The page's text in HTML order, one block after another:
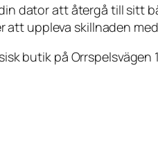
dator att återgå till sitt
att uppleva skillnaden med
butik på Orrspelsvägen